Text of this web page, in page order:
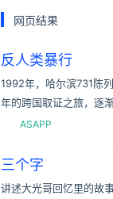
网页结果
反人类暴行
1992年，哈尔滨731陈
年的跨国取证之旅，逐
ASAPP
三个字
讲述大光哥回忆里的故